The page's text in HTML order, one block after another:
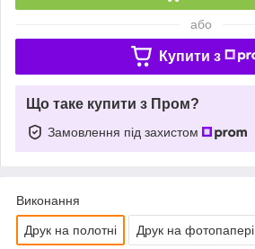
або
Купити з
Що таке купити з Пром?
Замовлення під захистом
Виконання
Друк на полотні Друк на фотопапері